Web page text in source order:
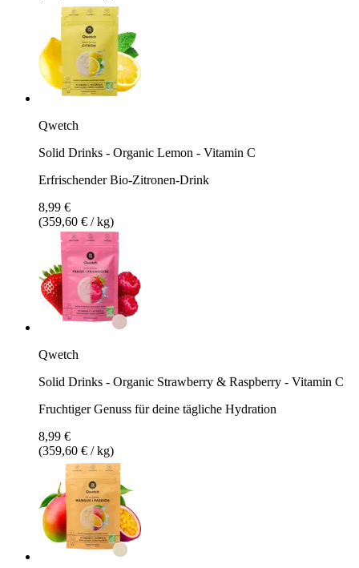
Qwetch
Solid Drinks - Organic Lemon - Vitamin C
Erfrischender Bio-Zitronen-Drink
8,99 €
(359,60 € / kg)
Qwetch
Solid Drinks - Organic Strawberry & Raspberry - Vitamin C
Fruchtiger Genuss für deine tägliche Hydration
8,99 €
(359,60 € / kg)